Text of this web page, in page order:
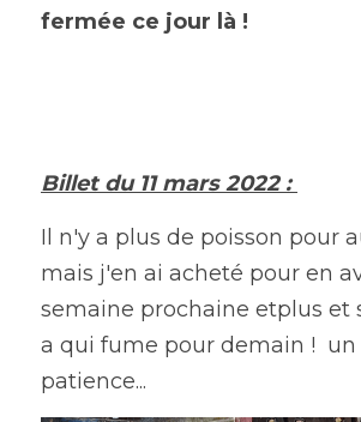
fermée ce jour là !
Billet du 11 mars 2022 :
Il n'y a plus de poisson pour
mais j'en ai acheté pour en
semaine prochaine etplus et
a qui fume pour demain !  un
patience...